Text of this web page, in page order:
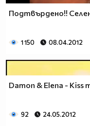
Подтвърдено!!
1 150 08.04.2012
Damon & Elena - Kiss
92 24.05.2012